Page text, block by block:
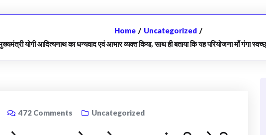
Home / Uncategorized /
योगी आदित्यनाथ का धन्यवाद एवं आभार व्यक्त किया, साथ ही बताया कि यह परियोजना माँ गंगा
472 Comments Uncategorized